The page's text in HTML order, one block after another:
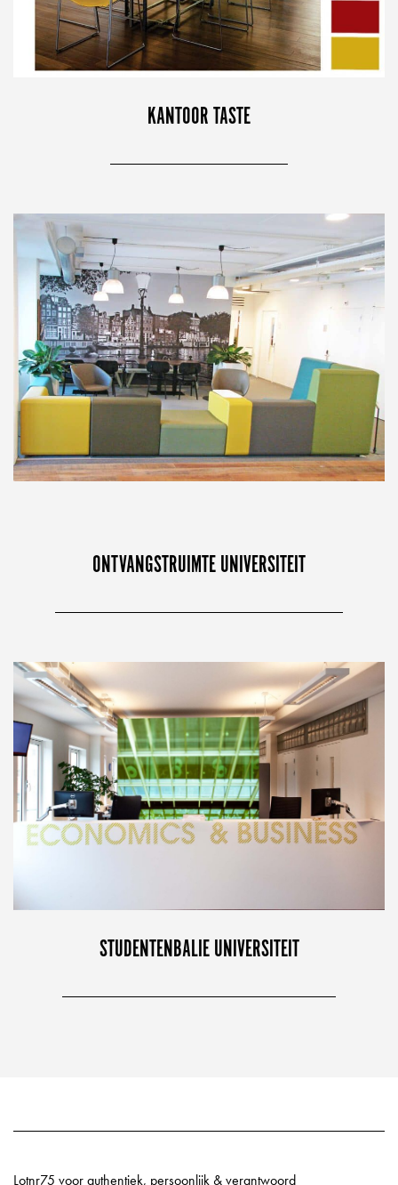
KANTOOR TASTE
ONTVANGSTRUIMTE UNIVERSITEIT
STUDENTENBALIE UNIVERSITEIT
Lotnr75 voor authentiek, persoonlijk & verantwoord